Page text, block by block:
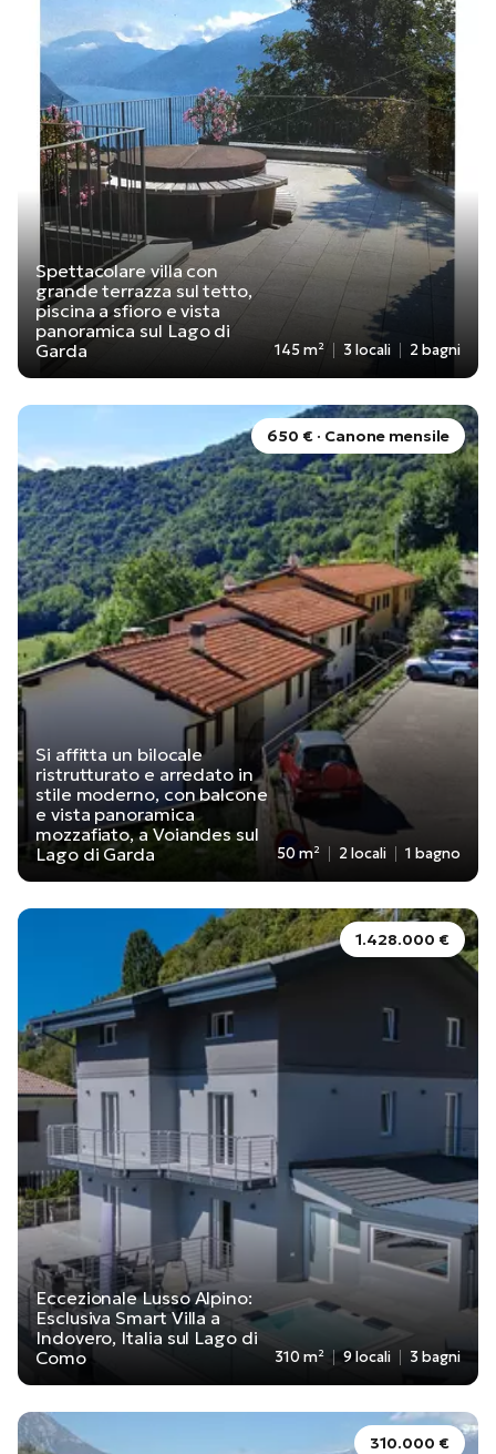
Spettacolare villa con
grande terrazza sul tetto,
piscina a sfioro e vista
panoramica sul Lago di
Garda
145 m² 3 locali 2 bagni
650 € · Canone mensile
Si affitta un bilocale
ristrutturato e arredato in
stile moderno, con balcone
e vista panoramica
mozzafiato, a Voiandes sul
Lago di Garda
50 m² 2 locali 1 bagno
1.428.000 €
Eccezionale Lusso Alpino:
Esclusiva Smart Villa a
Indovero, Italia sul Lago di
Como
310 m² 9 locali 3 bagni
310.000 €